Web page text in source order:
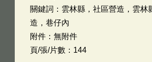
關鍵詞：雲林縣，社區營造，雲林
造，巷仔內
附件：無附件
頁/張/片數：144